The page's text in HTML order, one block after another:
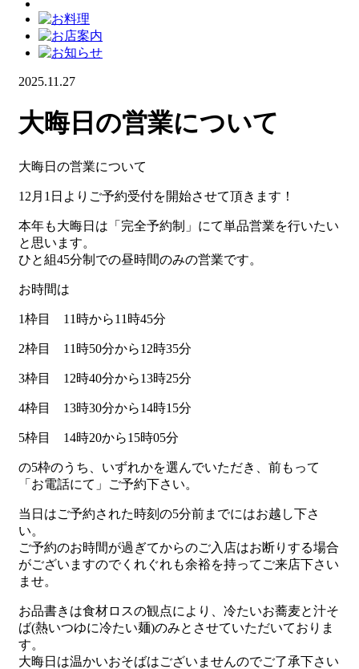
2025.11.27
大晦日の営業について
大晦日の営業について
12月1日よりご予約受付を開始させて頂きます！
本年も大晦日は「完全予約制」にて単品営業を行いたい
と思います。
ひと組45分制での昼時間のみの営業です。
お時間は
1枠目 11時から11時45分
2枠目 11時50分から12時35分
3枠目 12時40分から13時25分
4枠目 13時30分から14時15分
5枠目 14時20から15時05分
の5枠のうち、いずれかを選んでいただき、前もって
「お電話にて」ご予約下さい。
当日はご予約された時刻の5分前までにはお越し下さ
い。
ご予約のお時間が過ぎてからのご入店はお断りする場合
がございますのでくれぐれも余裕を持ってご来店下さい
ませ。
お品書きは食材ロスの観点により、冷たいお蕎麦と汁そ
ば(熱いつゆに冷たい麺)のみとさせていただいておりま
す。
大晦日は温かいおそばはございませんのでご了承下さい